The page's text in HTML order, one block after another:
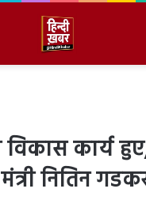
कार्य
नितिन